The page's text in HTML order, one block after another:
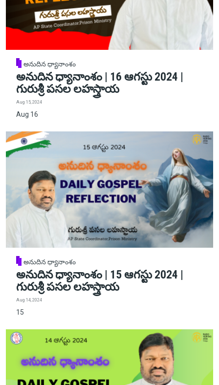
అనుదిన ధ్యానాంశం
అనుదిన ధ్యానాంశం | 16 ఆగస్టు 2024 |
గురుశ్రీ పసల లహస్త్రాయ
Aug 15, 2024
Aug 16
అనుదిన ధ్యానాంశం
అనుదిన ధ్యానాంశం | 15 ఆగస్టు 2024 |
గురుశ్రీ పసల లహస్త్రాయ
Aug 14, 2024
15